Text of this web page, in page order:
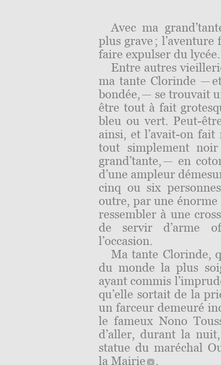
Avec ma
plus grave ;
faire expulser du lycée.
Entre autres
ma tante Clorinde —
bondée, — se trouvait
être tout à fait
bleu ou vert. Peut-
ainsi, et l’avait-on
tout simplement
grand’tante, — en
d’une ampleur
cinq ou six
outre, par une
ressembler à une
de servir d’arme
l’occasion.
Ma tante Clorinde,
du monde la plus
ayant commis
qu’elle sortait de la
un farceur demeuré
le fameux Nono
d’aller, durant la
statue du maréchal
la Mairie .